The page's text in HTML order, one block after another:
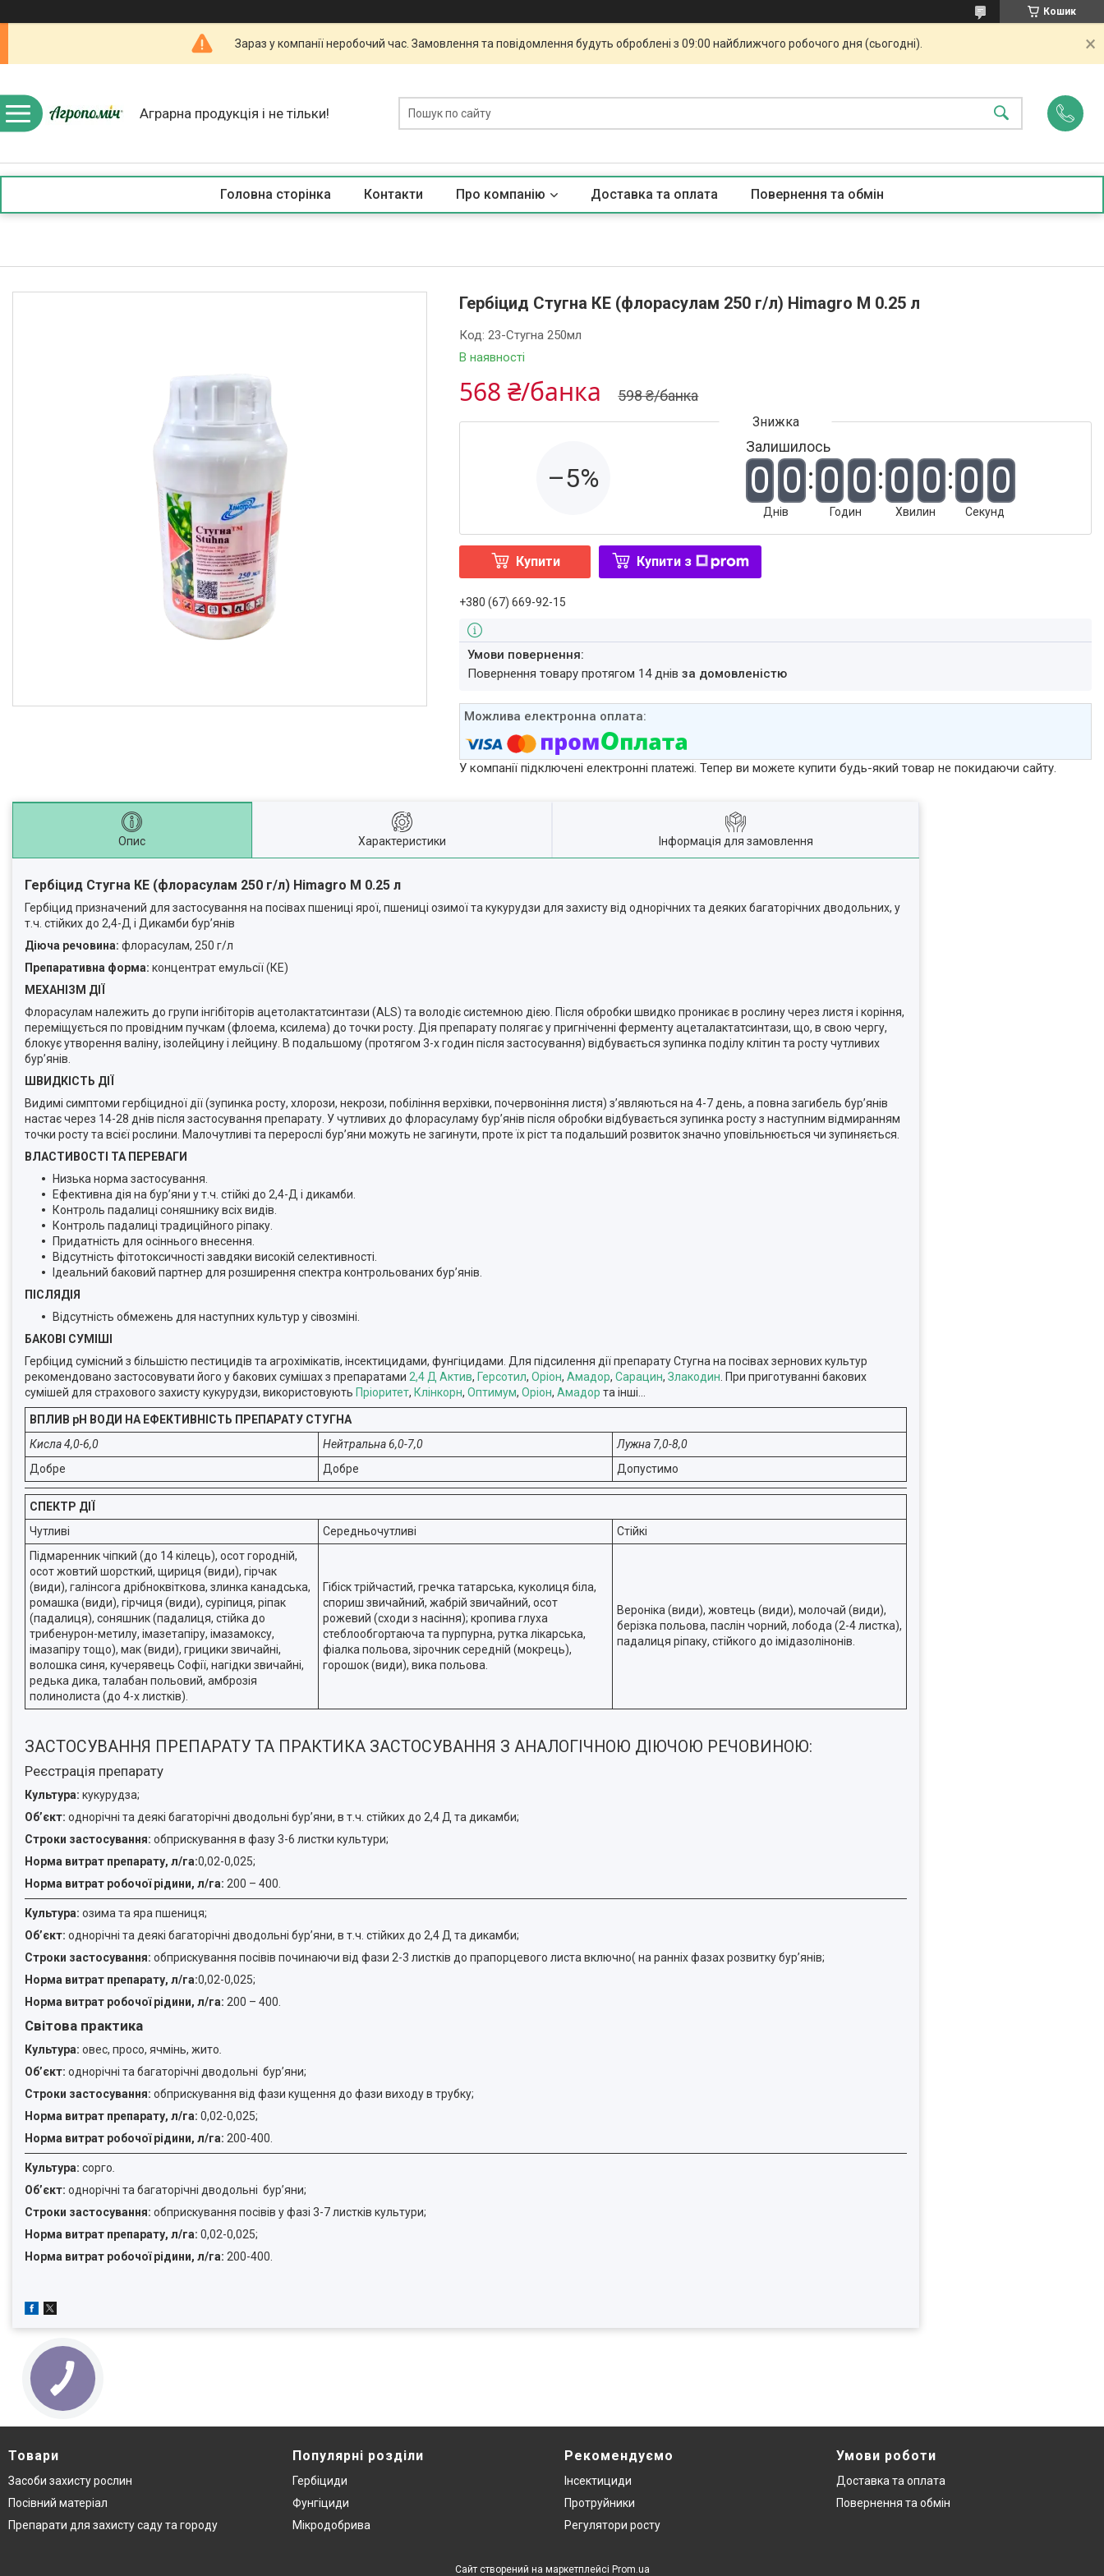
Кошик
Зараз у компанії неробочий час. Замовлення та повідомлення будуть оброблені з 09:00 найближчого робочого дня (сьогодні).
Аграрна продукція і не тільки!
Головна сторінка Контакти Про компанію Доставка та оплата Повернення та обмін
Гербіцид Стугна КЕ (флорасулам 250 г/л) Himagro M 0.25 л
В наявності
Код:23-Стугна 250мл
598 ₴/банка
568 ₴/банка
–5%
Залишилось
0 0
Днів
0 0
Годин
0 0
Хвилин
0 0
Секунд
Купити Купити з
+380 (67) 669-92-15
повернення товару протягом 14 днівза домовленістю
У компанії підключені електронні платежі. Тепер ви можете купити будь-який товар не покидаючи сайту.
Опис Характеристики Інформація для замовлення
Гербіцид Стугна КЕ (флорасулам 250 г/л) Himagro M 0.25 л
Гербіцид призначений для застосування на посівах пшениці ярої, пшениці озимої та кукурудзи для захисту від однорічних та деяких багаторічних дводольних, у
т.ч. стійких до 2,4-Д і Дикамби бур’янів
Діюча речовина: флорасулам, 250 г/л
Препаративна форма: концентрат емульсії (КЕ)
МЕХАНІЗМ ДІЇ
Флорасулам належить до групи інгібіторів ацетолактатсинтази (ALS) та володіє системною дією. Після обробки швидко проникає в рослину через листя і коріння,
переміщується по провідним пучкам (флоема, ксилема) до точки росту. Дія препарату полягає у пригніченні ферменту ацеталактатсинтази, що, в свою чергу,
блокує утворення валіну, ізолейцину і лейцину. В подальшому (протягом 3-х годин після застосування) відбувається зупинка поділу клітин та росту чутливих
бур’янів.
ШВИДКІСТЬ ДІЇ
Видимі симптоми гербіцидної дії (зупинка росту, хлорози, некрози, побіління верхівки, почервоніння листя) з’являються на 4-7 день, а повна загибель бур’янів
настає через 14-28 днів після застосування препарату. У чутливих до флорасуламу бур’янів після обробки відбувається зупинка росту з наступним відмиранням
точки росту та всієї рослини. Малочутливі та перерослі бур’яни можуть не загинути, проте їх ріст та подальший розвиток значно уповільнюється чи зупиняється.
ВЛАСТИВОСТІ ТА ПЕРЕВАГИ
Низька норма застосування.
Ефективна дія на бур’яни у т.ч. стійкі до 2,4-Д і дикамби.
Контроль падалиці соняшнику всіх видів.
Контроль падалиці традиційного ріпаку.
Придатність для осіннього внесення.
Відсутність фітотоксичності завдяки високій селективності.
Ідеальний баковий партнер для розширення спектра контрольованих бур’янів.
ПІСЛЯДІЯ
Відсутність обмежень для наступних культур у сівозміні.
БАКОВІ СУМІШІ
Гербіцид сумісний з більшістю пестицидів та агрохімікатів, інсектицидами, фунгіцидами. Для підсилення дії препарату Стугна на посівах зернових культур
рекомендовано застосовувати його у бакових сумішах з препаратами 2,4 Д Актив, Герсотил, Оріон, Амадор, Сарацин, Злакодин . При приготуванні бакових
сумішей для страхового захисту кукурудзи, використовують Пріоритет, Клінкорн, Оптимум, Оріон, Амадор та інші…
ВПЛИВ pH ВОДИ НА ЕФЕКТИВНІСТЬ ПРЕПАРАТУ СТУГНА
Кисла 4,0-6,0
Нейтральна 6,0-7,0
Лужна 7,0-8,0
Добре
Добре Допустимо
СПЕКТР ДІЇ
Чутливі
Середньочутливі
Стійкі
Підмаренник чіпкий (до 14 кілець), осот городній,
осот жовтий шорсткий, щириця (види), гірчак
(види), галінсога дрібноквіткова, злинка канадська,
ромашка (види), гірчиця (види), суріпиця, ріпак
(падалиця), соняшник (падалиця, стійка до
трибенурон-метилу, імазетапіру, імазамоксу,
імазапіру тощо), мак (види), грицики звичайні,
волошка синя, кучерявець Софії, нагідки звичайні,
редька дика, талабан польовий, амброзія
полинолиста (до 4-х листків).
Гібіск трійчастий, гречка татарська, куколиця біла,
спориш звичайний, жабрій звичайний, осот
рожевий (сходи з насіння); кропива глуха
стеблообгортаюча та пурпурна, рутка лікарська,
фіалка польова, зірочник середній (мокрець),
горошок (види), вика польова.
Вероніка (види), жовтець (види), молочай (види),
берізка польова, паслін чорний, лобода (2-4 листка),
падалиця ріпаку, стійкого до імідазолінонів.
ЗАСТОСУВАННЯ ПРЕПАРАТУ ТА ПРАКТИКА ЗАСТОСУВАННЯ З АНАЛОГІЧНОЮ ДІЮЧОЮ РЕЧОВИНОЮ:
Реєстрація препарату
Культура: кукурудза;
Об’єкт: однорічні та деякі багаторічні дводольні бур’яни, в т.ч. стійких до 2,4 Д та дикамби;
Строки застосування: обприскування в фазу 3-6 листки культури;
Норма витрат препарату, л/га:0,02-0,025;
Норма витрат робочої рідини, л/га: 200 – 400.
Культура: озима та яра пшениця;
Об’єкт: однорічні та деякі багаторічні дводольні бур’яни, в т.ч. стійких до 2,4 Д та дикамби;
Строки застосування: обприскування посівів починаючи від фази 2-3 листків до прапорцевого листа включно( на ранніх фазах розвитку бур’янів;
Норма витрат препарату, л/га:0,02-0,025;
Норма витрат робочої рідини, л/га: 200 – 400.
Світова практика
Культура: овес, просо, ячмінь, жито
Об’єкт: однорічні та багаторічні дводольні бур’яни;
Строки застосування: обприскування від фази кущення до фази виходу в трубку;
Норма витрат препарату, л/га: 0,02-0,025;
Норма витрат робочої рідини, л/га: 200-400.
Культура: сорго
Об’єкт: однорічні та багаторічні дводольні бур’яни;
Строки застосування: обприскування посівів у фазі 3-7 листків культури;
Норма витрат препарату, л/га: 0,02-0,025;
Норма витрат робочої рідини, л/га: 200-400.
Товари
Засоби захисту рослин
Посівний матеріал
Препарати для захисту саду та городу
Популярні розділи
Гербіциди
Фунгіциди
Мікродобрива
Рекомендуємо
Інсектициди
Протруйники
Регулятори росту
Умови роботи
Доставка та оплата
Повернення та обмін
Сайт створений на маркетплейсі Prom.ua